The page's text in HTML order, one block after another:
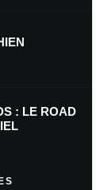
le navigateur pour
sont
: LE ROAD